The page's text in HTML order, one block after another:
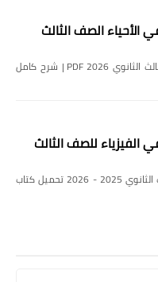
الأحياء الصف الثالث
📘 تحميل كتاب الامتحان في الأحياء الصف الثالث الثانوي 2026 PDF | شرح كامل
الفيزياء للصف الثالث
تحميل كتاب الامتحان في الفيزياء للصف الثالث الثانوي 2025 - 2026 تحميل كتاب